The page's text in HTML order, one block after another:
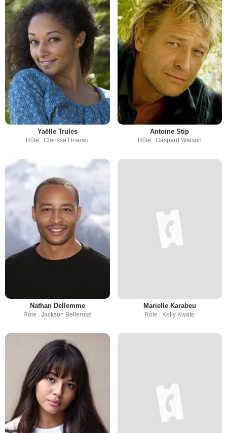
Yaëlle Trules
Rôle : Clarissa Hoarau
Antoine Stip
Rôle : Gaspard Watson
Nathan Dellemme
Rôle : Jackson Bellerose
Marielle Karabeu
Rôle : Kelly Kwaté